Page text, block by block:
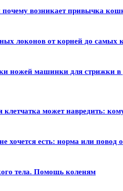
почему возникает привычка
локонов от корней до самых
ножей машинки для стрижки
клетчатка может навредить:
хочется есть: норма или повод
тела. Помощь коленям